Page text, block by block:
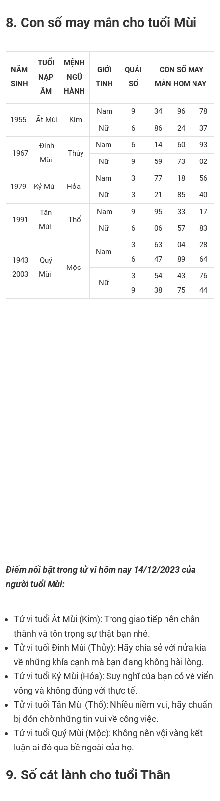
8. Con số may mắn cho tuổi Mùi
NĂM
SINH
TUỔI
NẠP
ÂM
MỆNH
NGŨ
HÀNH
GIỚI
TÍNH
QUÁI
SỐ
CON SỐ MAY
MẮN HÔM NAY
1955 Ất Mùi Kim
Nam 9 34 96
78
Nữ
6 86 24 37
1967
Đinh
Mùi
Thủy
Nam 6 14 60
93
Nữ
9 59 73 02
1979 Kỷ Mùi Hỏa
Nam 3 77 18
56
Nữ
3 21 85 40
1991
Tân
Mùi
Thổ
Nam 9 95 33
17
Nữ
6 06 57 83
1943
2003
Quý
Mùi
Mộc
Nam
3
6
63
47
04
89
28
64
Nữ
3
9
54
38
43
75
76
44
Điểm nổi bật trong tử vi hôm nay 14/12/2023của
người tuổi Mùi:
Tử vi tuổi Ất Mùi (Kim): Trong giao tiếp nên chân
thành và tôn trọng sự thật bạn nhé.
Tử vi tuổi Đinh Mùi (Thủy): Hãy chia sẻ với nửa kia
về những khía cạnh mà bạn đang không hài lòng.
Tử vi tuổi Kỷ Mùi (Hỏa): Suy nghĩ của bạn có vẻ viển
vông và không đúng với thực tế.
Tử vi tuổi Tân Mùi (Thổ): Nhiều niềm vui, hãy chuẩn
bị đón chờ những tin vui về công việc.
Tử vi tuổi Quý Mùi (Mộc): Không nên vội vàng kết
luận ai đó qua bề ngoài của họ.
9. Số cát lành cho tuổi Thân